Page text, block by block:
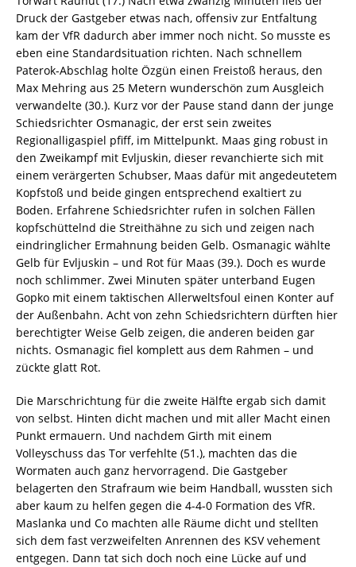
Druck der Gastgeber etwas nach, offensiv zur Entfaltung
kam der VfR dadurch aber immer noch nicht. So musste es
eben eine Standardsituation richten. Nach schnellem
Paterok-Abschlag holte Özgün einen Freistoß heraus, den
Max Mehring aus 25 Metern wunderschön zum Ausgleich
verwandelte (30.). Kurz vor der Pause stand dann der junge
Schiedsrichter Osmanagic, der erst sein zweites
Regionalligaspiel pfiff, im Mittelpunkt. Maas ging robust in
den Zweikampf mit Evljuskin, dieser revanchierte sich mit
einem verärgerten Schubser, Maas dafür mit angedeutetem
Kopfstoß und beide gingen entsprechend exaltiert zu
Boden. Erfahrene Schiedsrichter rufen in solchen Fällen
kopfschüttelnd die Streithähne zu sich und zeigen nach
eindringlicher Ermahnung beiden Gelb. Osmanagic wählte
Gelb für Evljuskin – und Rot für Maas (39.). Doch es wurde
noch schlimmer. Zwei Minuten später unterband Eugen
Gopko mit einem taktischen Allerweltsfoul einen Konter auf
der Außenbahn. Acht von zehn Schiedsrichtern dürften hier
berechtigter Weise Gelb zeigen, die anderen beiden gar
nichts. Osmanagic fiel komplett aus dem Rahmen – und
zückte glatt Rot.
Die Marschrichtung für die zweite Hälfte ergab sich damit
von selbst. Hinten dicht machen und mit aller Macht einen
Punkt ermauern. Und nachdem Girth mit einem
Volleyschuss das Tor verfehlte (51.), machten das die
Wormaten auch ganz hervorragend. Die Gastgeber
belagerten den Strafraum wie beim Handball, wussten sich
aber kaum zu helfen gegen die 4-4-0 Formation des VfR.
Maslanka und Co machten alle Räume dicht und stellten
sich dem fast verzweifelten Anrennen des KSV vehement
entgegen. Dann tat sich doch noch eine Lücke auf und